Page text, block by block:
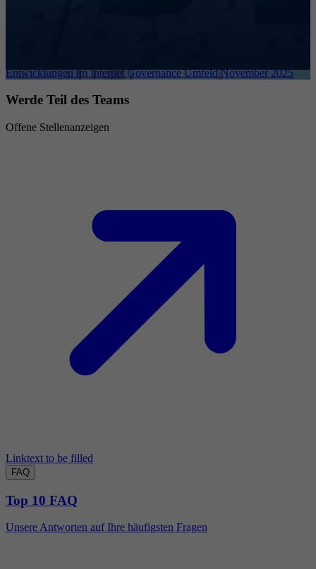
Entwicklungen im Internet Governance Umfeld November 2025
Werde Teil des Teams
Offene Stellenanzeigen
Linktext to be filled
FAQ
Top 10 FAQ
Unsere Antworten auf Ihre häufigsten Fragen